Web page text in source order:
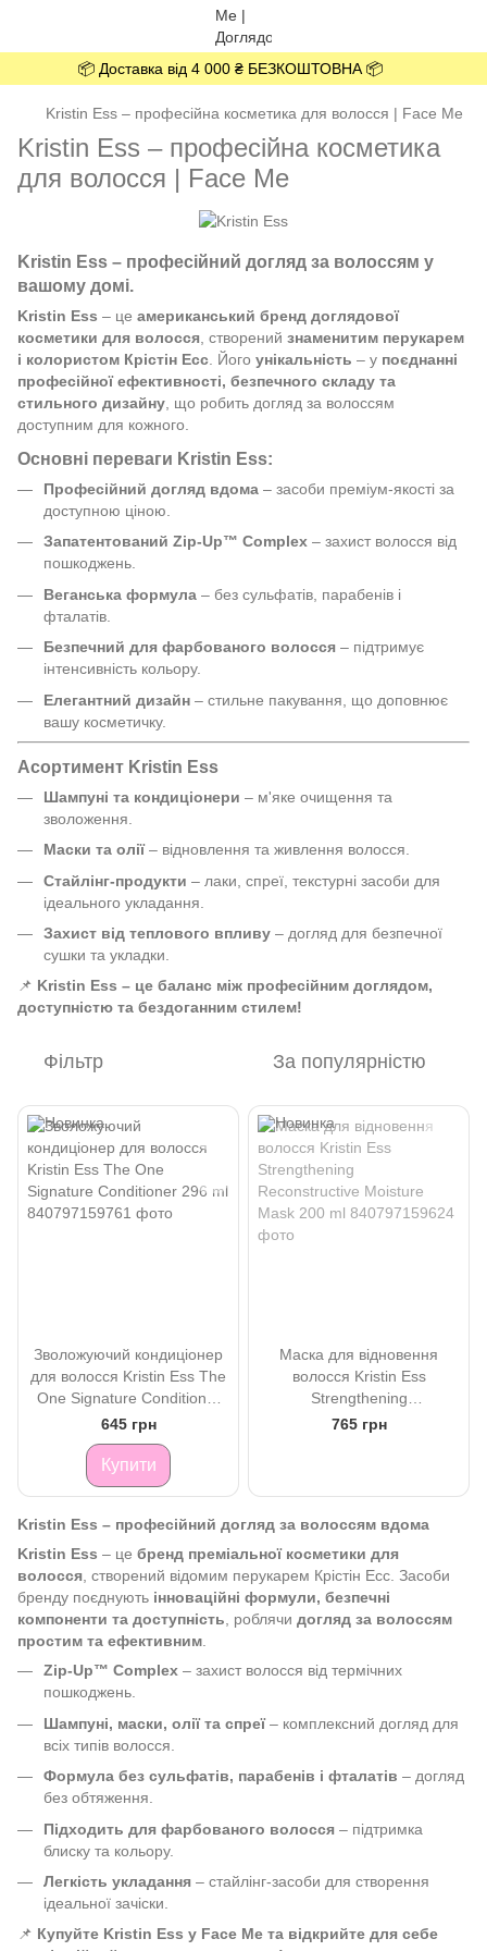
📦 Доставка від 4 000 ₴ БЕЗКОШТОВНА 📦
Kristin Ess – професійна косметика для волосся | Face Me
Kristin Ess – професійна косметика
для волосся | Face Me
Kristin Ess – професійний догляд за волоссям у
вашому домі.
Kristin Ess – це американський бренд доглядової
косметики для волосся, створений знаменитим перукарем
і колористом Крістін Есс. Його унікальність – у поєднанні
професійної ефективності, безпечного складу та
стильного дизайну, що робить догляд за волоссям
доступним для кожного.
Основні переваги Kristin Ess:
Професійний догляд вдома – засоби преміум-якості за
доступною ціною.
Запатентований Zip-Up™ Complex – захист волосся від
пошкоджень.
Веганська формула – без сульфатів, парабенів і
фталатів.
Безпечний для фарбованого волосся – підтримує
інтенсивність кольору.
Елегантний дизайн – стильне пакування, що доповнює
вашу косметичку.
Асортимент Kristin Ess
Шампуні та кондиціонери – м'яке очищення та
зволоження.
Маски та олії– відновлення та живлення волосся.
Стайлінг-продукти – лаки, спреї, текстурні засоби для
ідеального укладання.
Захист від теплового впливу – догляд для безпечної
сушки та укладки.
📌 Kristin Ess – це баланс між професійним доглядом,
доступністю та бездоганним стилем!
Фільтр За популярністю
Зволожуючий кондиціонер
для волосся Kristin Ess The
One Signature Conditioner
296 ml
645 грн
Купити
Маска для відновення
волосся Kristin Ess
Strengthening
Reconstructive Moisture
765 грн
Kristin Ess – професійний догляд за волоссям вдома
Kristin Ess – це бренд преміальної косметики для
волосся, створений відомим перукарем Крістін Есс. Засоби
бренду поєднують інноваційні формули, безпечні
компоненти та доступність, роблячи догляд за волоссям
простим та ефективним.
Zip-Up™ Complex – захист волосся від термічних
пошкоджень.
Шампуні, маски, олії та спреї– комплексний догляд для
всіх типів волосся.
Формула без сульфатів, парабенів і фталатів – догляд
без обтяження.
Підходить для фарбованого волосся – підтримка
блиску та кольору.
Легкість укладання – стайлінг-засоби для створення
ідеальної зачіски.
📌 Купуйте Kristin Ess у Face Me та відкрийте для себе